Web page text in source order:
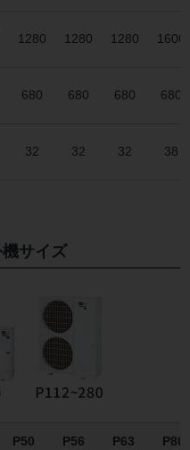
1280 1280 1280 1600
680 680 680 680
32 32 32 38
サイズ
P50 P56 P63 P80